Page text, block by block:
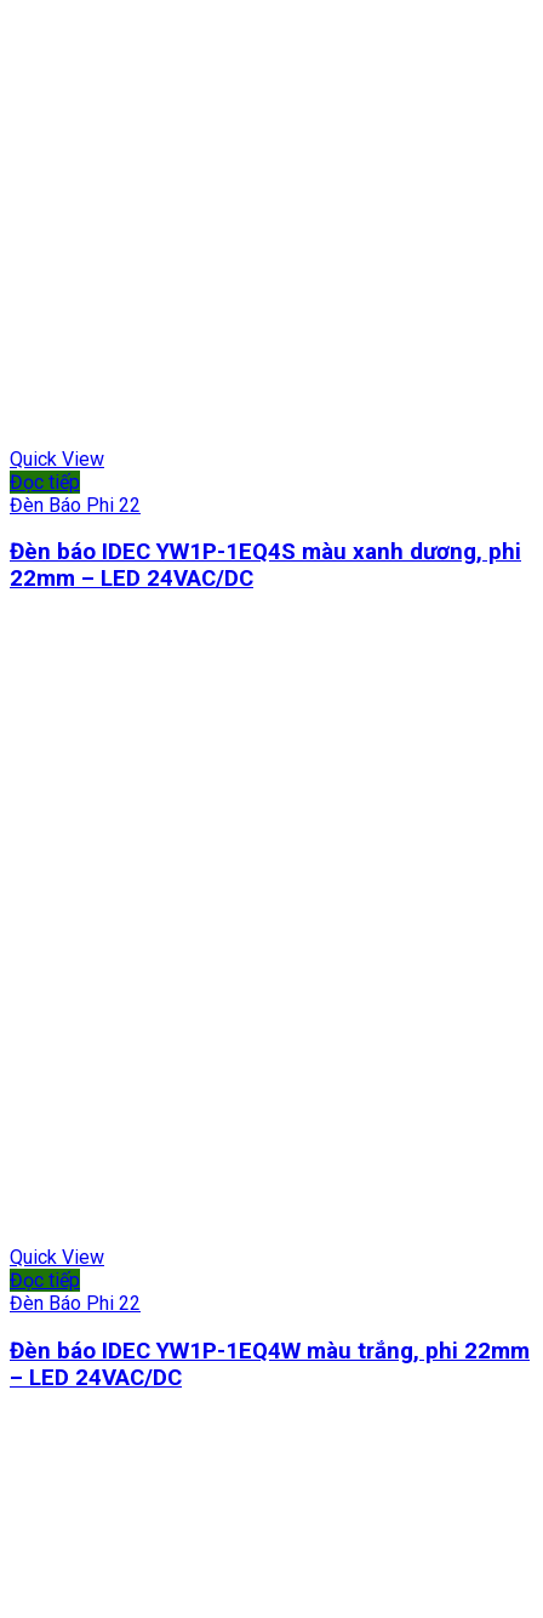
Quick View
Đọc tiếp
Đèn Báo Phi 22
Đèn báo IDEC YW1P-1EQ4S màu xanh dương, phi
22mm – LED 24VAC/DC
Quick View
Đọc tiếp
Đèn Báo Phi 22
Đèn báo IDEC YW1P-1EQ4W màu trắng, phi 22mm
– LED 24VAC/DC